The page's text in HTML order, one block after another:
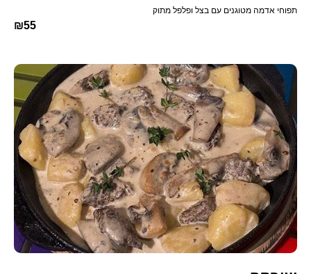
תפוחי אדמה מטוגנים עם בצל ופלפל מתוק
₪55